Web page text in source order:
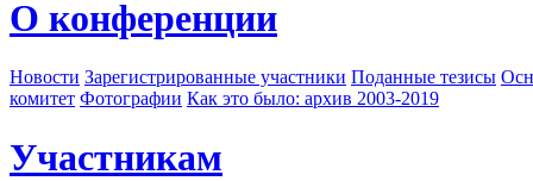
О конференции
Новости Зарегистрированные участники Поданные тезисы
комитет Фотографии Как это было: архив 2003-2019
Участникам